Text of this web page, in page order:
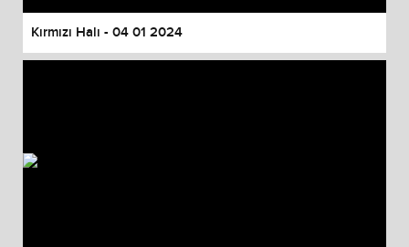
Kırmızı Halı - 04 01 2024